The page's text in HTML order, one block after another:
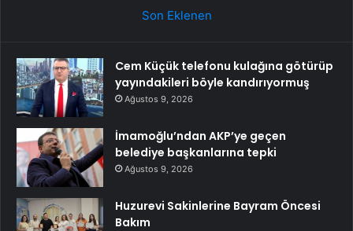
Son Eklenen
Cem Küçük telefonu kulağına götürüp
yayındakileri böyle kandırıyormuş
Ağustos 9, 2026
İmamoğlu’ndan AKP’ye geçen
belediye başkanlarına tepki
Ağustos 9, 2026
Huzurevi Sakinlerine Bayram Öncesi
Bakım